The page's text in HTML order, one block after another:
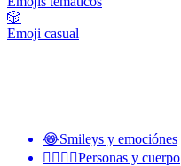
🎲
Emoji casual
😂Smileys y emociónes
👩‍❤️‍💋‍👨Personas y cuerpo